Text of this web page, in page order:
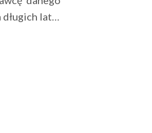
długich lat…